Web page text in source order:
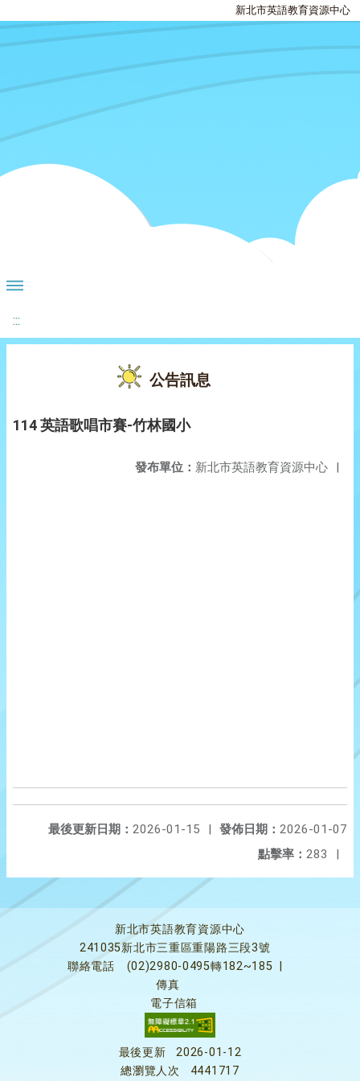
新北市英語教育資源中心
:::
公告訊息
114 英語歌唱市賽-竹林國小
發布單位： 新北市英語教育資源中心 |
發佈日期： 2026-01-07
最後更新日期： 2026-01-15
|
點擊率： 283 |
新北市英語教育資源中心
241035新北市三重區重陽路三段3號
聯絡電話
(02)2980-0495轉182~185
傳真
電子信箱
最後更新
2026-01-12
總瀏覽人次
4441717